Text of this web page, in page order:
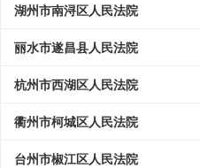
湖州市南浔区人民法院
丽水市遂昌县人民法院
杭州市西湖区人民法院
衢州市柯城区人民法院
台州市椒江区人民法院